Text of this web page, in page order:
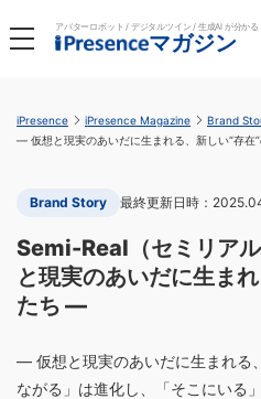
アバターロボット / デジタルツイン / 生成AI が分かる
マガジン
iPresence iPresence Magazine Brand
― 仮想と現実のあいだに生まれる、新しい“存在
Brand Story
Semi-Real（セミリア
と現実のあいだに生ま
たち ―
― 仮想と現実のあいだに生まれる
ながる」は進化し、「そこにいる